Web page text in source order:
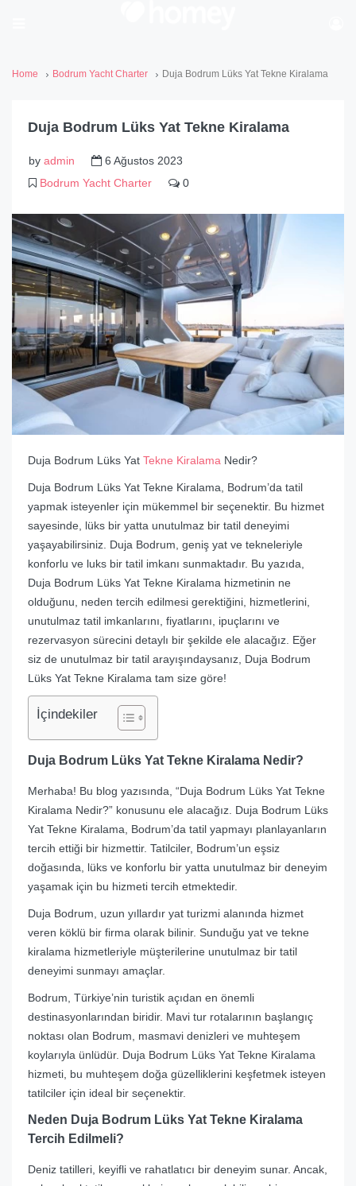
Home Bodrum Yacht Charter Duja Bodrum Lüks Yat Tekne Kiralama
Duja Bodrum Lüks Yat Tekne Kiralama
by admin
6 Ağustos 2023
Bodrum Yacht Charter
0
Duja Bodrum Lüks Yat Tekne Kiralama Nedir?
Duja Bodrum Lüks Yat Tekne Kiralama, Bodrum’da tatil
yapmak isteyenler için mükemmel bir seçenektir. Bu hizmet
sayesinde, lüks bir yatta unutulmaz bir tatil deneyimi
yaşayabilirsiniz. Duja Bodrum, geniş yat ve tekneleriyle
konforlu ve luks bir tatil imkanı sunmaktadır. Bu yazıda,
Duja Bodrum Lüks Yat Tekne Kiralama hizmetinin ne
olduğunu, neden tercih edilmesi gerektiğini, hizmetlerini,
unutulmaz tatil imkanlarını, fiyatlarını, ipuçlarını ve
rezervasyon sürecini detaylı bir şekilde ele alacağız. Eğer
siz de unutulmaz bir tatil arayışındaysanız, Duja Bodrum
Lüks Yat Tekne Kiralama tam size göre!
İçindekiler
Duja Bodrum Lüks Yat Tekne Kiralama Nedir?
Merhaba! Bu blog yazısında, “Duja Bodrum Lüks Yat Tekne
Kiralama Nedir?” konusunu ele alacağız. Duja Bodrum Lüks
Yat Tekne Kiralama, Bodrum’da tatil yapmayı planlayanların
tercih ettiği bir hizmettir. Tatilciler, Bodrum’un eşsiz
doğasında, lüks ve konforlu bir yatta unutulmaz bir deneyim
yaşamak için bu hizmeti tercih etmektedir.
Duja Bodrum, uzun yıllardır yat turizmi alanında hizmet
veren köklü bir firma olarak bilinir. Sunduğu yat ve tekne
kiralama hizmetleriyle müşterilerine unutulmaz bir tatil
deneyimi sunmayı amaçlar.
Bodrum, Türkiye’nin turistik açıdan en önemli
destinasyonlarından biridir. Mavi tur rotalarının başlangıç
noktası olan Bodrum, masmavi denizleri ve muhteşem
koylarıyla ünlüdür. Duja Bodrum Lüks Yat Tekne Kiralama
hizmeti, bu muhteşem doğa güzelliklerini keşfetmek isteyen
tatilciler için ideal bir seçenektir.
Neden Duja Bodrum Lüks Yat Tekne Kiralama
Tercih Edilmeli?
Deniz tatilleri, keyifli ve rahatlatıcı bir deneyim sunar. Ancak,